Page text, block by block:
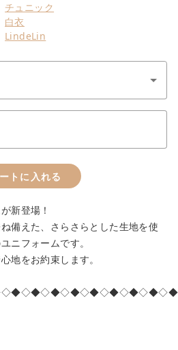
チュニック
白衣
LindeLin
トに入れる
close
追加しました。
カートへ進む
い物を続ける
新登場！
備えた、さらさらとした生地を使
ニフォームです。
地をお約束します。